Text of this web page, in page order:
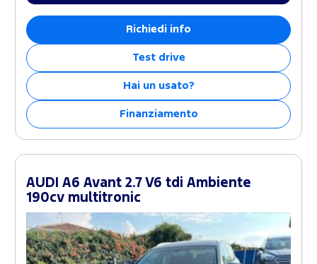
Richiedi info
Test drive
Hai un usato?
Finanziamento
AUDI A6 Avant 2.7 V6 tdi Ambiente
190cv multitronic